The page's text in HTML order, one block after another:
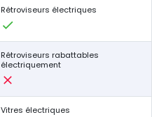
Rétroviseurs électriques
Rétroviseurs rabattables
électriquement
Vitres électriques